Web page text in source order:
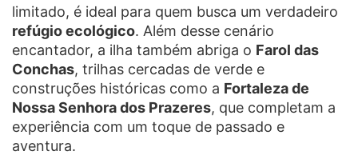
limitado, é ideal para quem busca um verdadeiro
refúgio ecológico. Além desse cenário
encantador, a ilha também abriga o Farol das
Conchas, trilhas cercadas de verde e
construções históricas como a Fortaleza de
Nossa Senhora dos Prazeres, que completam a
experiência com um toque de passado e
aventura.